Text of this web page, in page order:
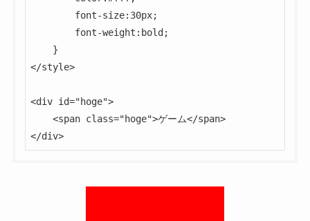
</style>
<div id="hoge">
</div>